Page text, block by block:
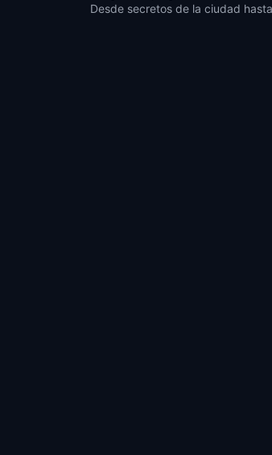
Desde secretos de la ciudad